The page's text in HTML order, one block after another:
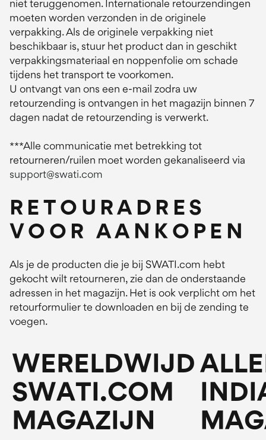
niet teruggenomen. Internationale retourzendingen
moeten worden verzonden in de originele
verpakking. Als de originele verpakking niet
beschikbaar is, stuur het product dan in geschikt
verpakkingsmateriaal en noppenfolie om schade
tijdens het transport te voorkomen.
U ontvangt van ons een e-mail zodra uw
retourzending is ontvangen in het magazijn binnen 7
dagen nadat de retourzending is verwerkt.
***Alle communicatie met betrekking tot
retourneren/ruilen moet worden gekanaliseerd via
support@swati.com
RETOURADRES
VOOR AANKOPEN
Als je de producten die je bij SWATI.com hebt
gekocht wilt retourneren, zie dan de onderstaande
adressen in het magazijn. Het is ook verplicht om het
retourformulier te downloaden en bij de zending te
voegen.
WERELDWIJD
SWATI.COM
MAGAZIJN